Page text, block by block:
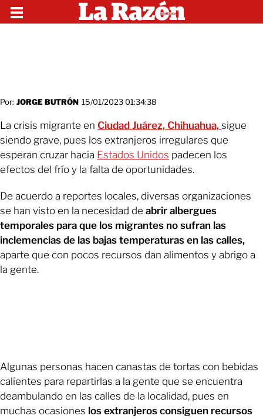
Por: JORGE BUTRÓN 15/01/2023 01:34:38
La crisis migrante en Ciudad Juárez, Chihuahua, sigue
siendo grave, pues los extranjeros irregulares que
esperan cruzar hacia Estados Unidos padecen los
efectos del frío y la falta de oportunidades.
De acuerdo a reportes locales, diversas organizaciones
se han visto en la necesidad de abrir albergues
temporales para que los migrantes no sufran las
inclemencias de las bajas temperaturas en las calles,
aparte que con pocos recursos dan alimentos y abrigo a
la gente.
Algunas personas hacen canastas de tortas con bebidas
calientes para repartirlas a la gente que se encuentra
deambulando en las calles de la localidad, pues en
muchas ocasiones los extranjeros consiguen recursos